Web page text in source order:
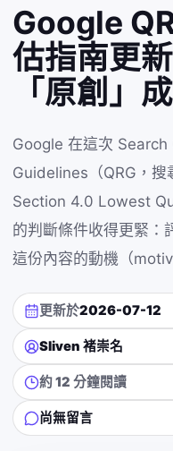
Google
估指南更
「原創」
Google 在這次
Guidelines（QRG，搜
Section 4.0 Lowest
的判斷條件收得更緊：
這份內容的動機（
更新於2026-07-12
Sliven 褚崇名
約 12 分鐘閱讀
尚無留言